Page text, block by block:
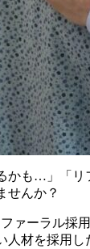
かも…」「
せんか？
ァーラル採
材を採用し